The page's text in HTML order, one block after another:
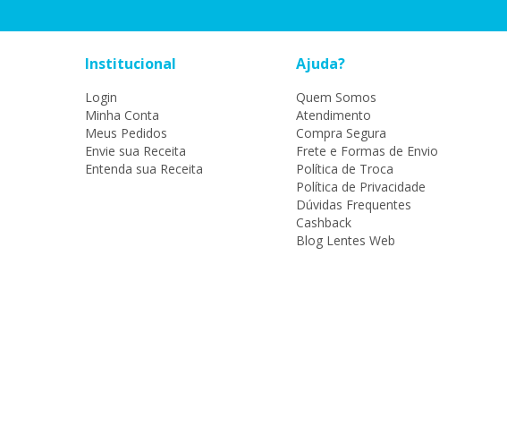
Institucional
Login
Minha Conta
Meus Pedidos
Envie sua Receita
Entenda sua Receita
Ajuda?
Quem Somos
Atendimento
Compra Segura
Frete e Formas de Envio
Política de Troca
Política de Privacidade
Dúvidas Frequentes
Cashback
Blog Lentes Web